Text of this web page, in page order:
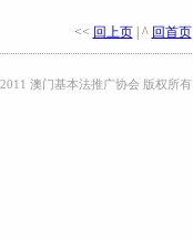
<< 回上页| ^ 回首页
澳门基本法推广协会 版权所有